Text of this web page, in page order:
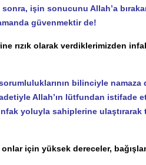
işin sonucunu Allah’a
güvenmektir de!
rızık olarak verdiklerimizden
bilinciyle namaza
Allah’ın lütfundan istifade
yoluyla sahiplerine ulaştırarak
için yüksek dereceler,